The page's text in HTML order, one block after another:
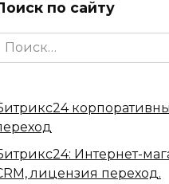
по сайту
Search
Интернет-
лицензия переход.